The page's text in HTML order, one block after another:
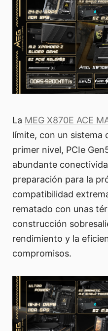
La MEG X870E ACE
límite, con un sistema
primer nivel, PCIe
abundante
preparación para la
compatibilidad
rematado con unas
construcción
rendimiento y la
compromisos.